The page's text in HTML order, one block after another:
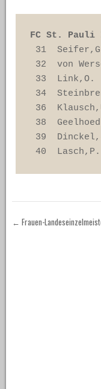
FC St.
31
32  von
33
34
36
38
39
40
← Frauen-